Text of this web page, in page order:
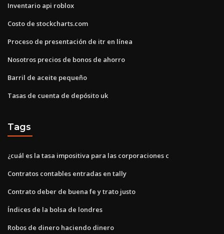
Inventario api roblox
Costo de stockcharts.com
Proceso de presentación de itr en línea
Nosotros precios de bonos de ahorro
Barril de aceite pequeño
Tasas de cuenta de depósito uk
Tags
¿cuál es la tasa impositiva para las corporaciones c
Contratos contables entradas en tally
Contrato deber de buena fe y trato justo
Índices de la bolsa de londres
Robos de dinero haciendo dinero